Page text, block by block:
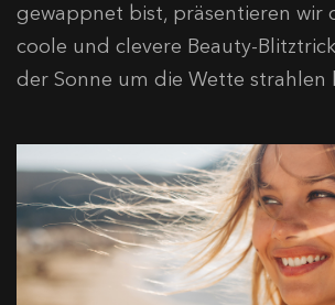
gewappnet bist, präsentieren wir
coole und clevere Beauty-
der Sonne um die Wette strahlen